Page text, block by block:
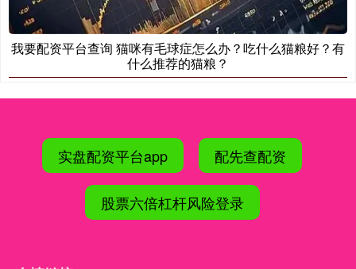
我要配资平台查询 猫咪有毛球症怎么办？吃什么猫粮好？有
什么推荐的猫粮？
实盘配资平台app 配先查配资
股票六倍杠杆风险登录